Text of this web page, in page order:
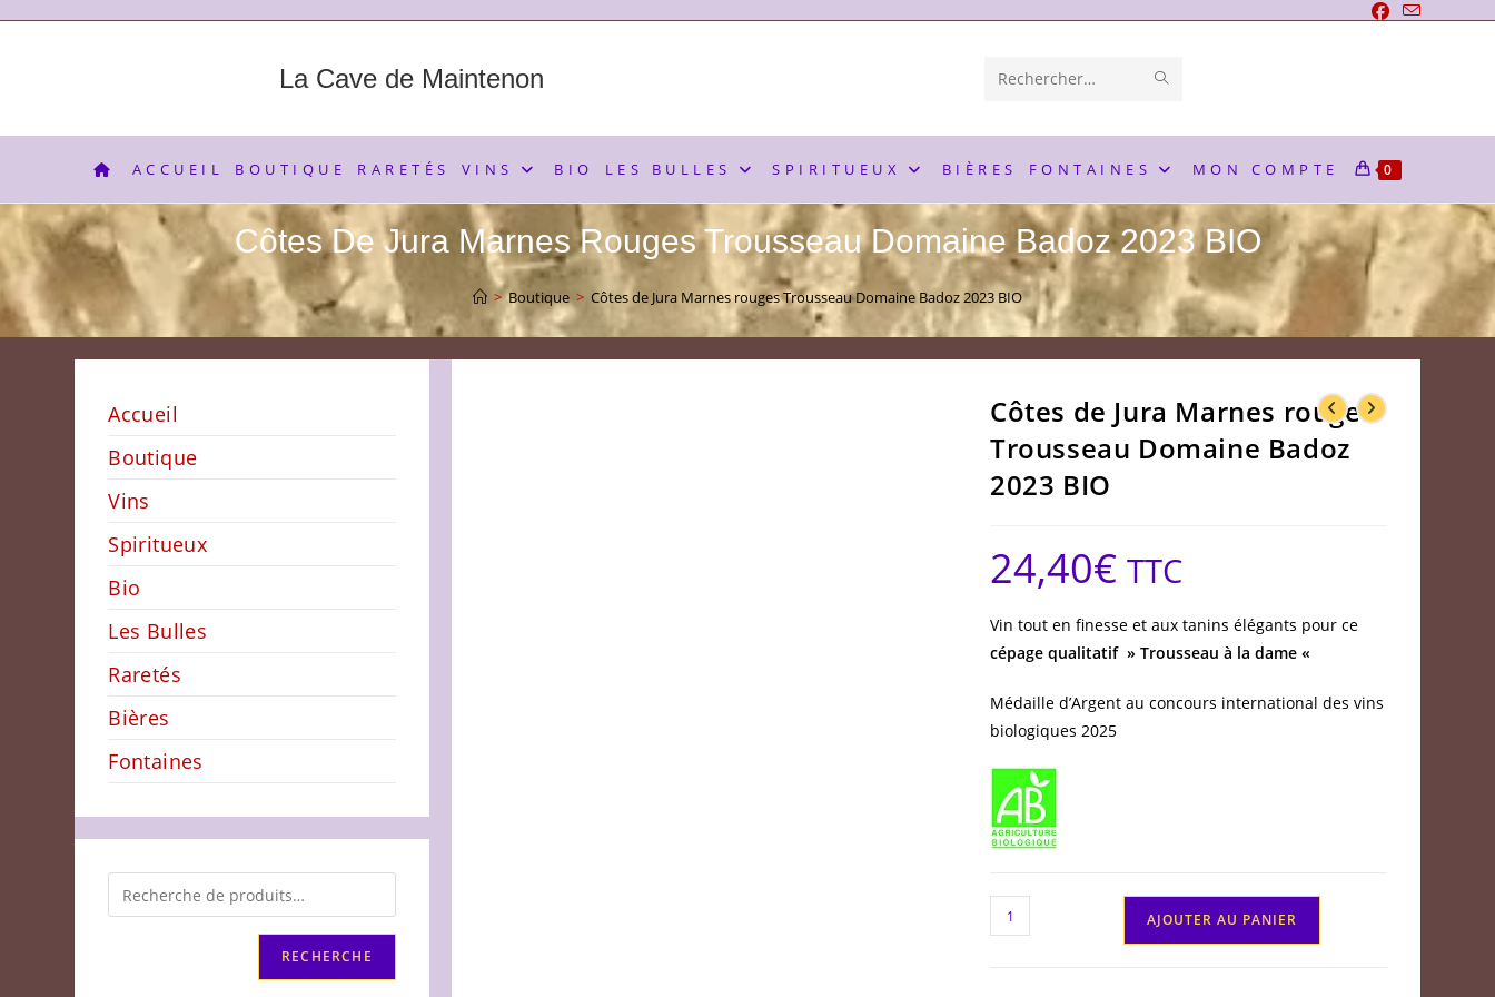
La Cave de Maintenon Rechercher
ce
site
RECHERCHE
ACCUEIL BOUTIQUE RARETÉS VINS BIO LES BULLES SPIRITUEUX BIÈRES FONTAINES MON COMPTE 0
Côtes De Jura Marnes Rouges Trousseau Domaine Badoz 2023 BIO
> Boutique > Côtes de Jura Marnes rouges Trousseau Domaine Badoz 2023 BIO
Côtes de Jura Marnes rouges
Trousseau Domaine Badoz
2023 BIO
24,40€ TTC
Vin tout en finesse et aux tanins élégants pour ce
cépage qualitatif » Trousseau à la dame «
Médaille d’Argent au concours international des vins
biologiques 2025
quantité
de
AJOUTER AU PANIER
Accueil
Boutique
Vins
Spiritueux
Bio
Les Bulles
Raretés
Bières
Fontaines
RECHERCHE